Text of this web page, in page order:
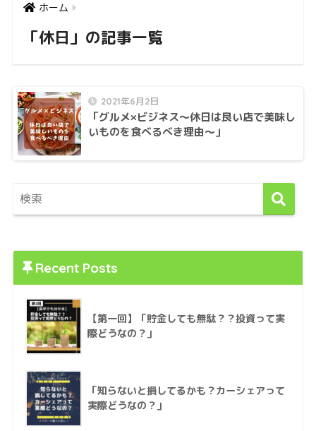
ホーム
「休日」の記事一覧
2021年6月2日
「グルメ×ビジネス〜休日は良い店で美味し
いものを食べるべき理由〜」
Recent Posts
【第一回】「貯金しても無駄？？投資って実
際どうなの？」
「知らないと損してるかも？カーシェアって
実際どうなの？」